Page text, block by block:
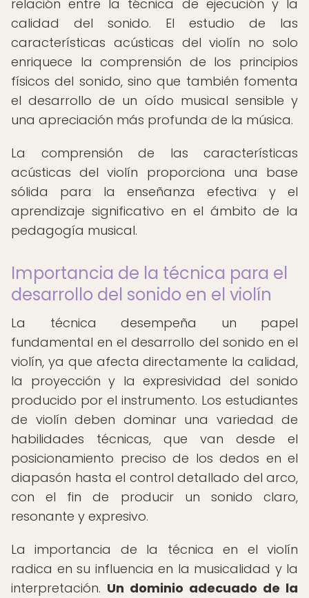
relación entre la técnica de ejecución y la
calidad del sonido. El estudio de las
características acústicas del violín no solo
enriquece la comprensión de los principios
físicos del sonido, sino que también fomenta
el desarrollo de un oído musical sensible y
una apreciación más profunda de la música.
La comprensión de las características
acústicas del violín proporciona una base
sólida para la enseñanza efectiva y el
aprendizaje significativo en el ámbito de la
pedagogía musical.
Importancia de la técnica para el
desarrollo del sonido en el violín
La técnica desempeña un papel
fundamental en el desarrollo del sonido en el
violín, ya que afecta directamente la calidad,
la proyección y la expresividad del sonido
producido por el instrumento. Los estudiantes
de violín deben dominar una variedad de
habilidades técnicas, que van desde el
posicionamiento preciso de los dedos en el
diapasón hasta el control detallado del arco,
con el fin de producir un sonido claro,
resonante y expresivo.
La importancia de la técnica en el violín
radica en su influencia en la musicalidad y la
interpretación. Un dominio adecuado de la